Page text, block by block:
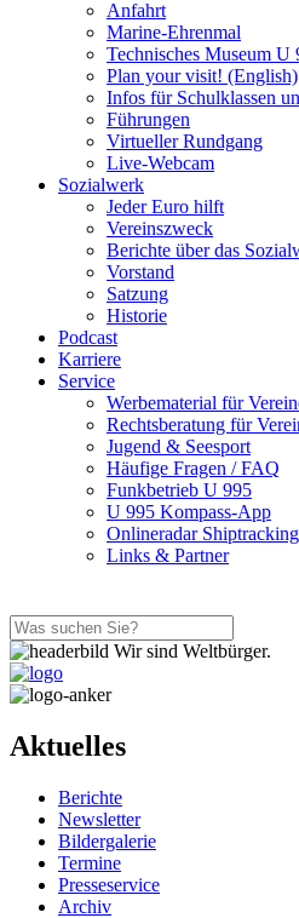
Anfahrt
Marine-Ehrenmal
Technisches Museum U
Plan your visit! (English)
Infos für Schulklassen
Führungen
Virtueller Rundgang
Live-Webcam
Sozialwerk
Jeder Euro hilft
Vereinszweck
Berichte über das
Vorstand
Satzung
Historie
Podcast
Karriere
Service
Werbematerial für
Rechtsberatung für
Jugend & Seesport
Häufige Fragen / FAQ
Funkbetrieb U 995
U 995 Kompass-App
Onlineradar Shiptracking
Links & Partner
Wir sind Weltbürger.
Aktuelles
Berichte
Newsletter
Bildergalerie
Termine
Presseservice
Archiv